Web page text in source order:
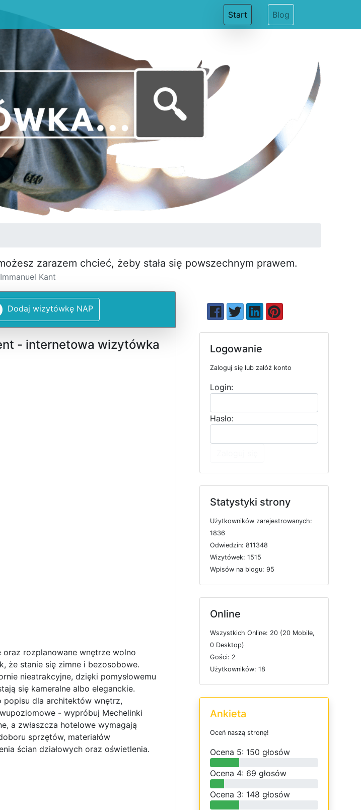
za­razem chcieć, żeby stała się pow­szechnym prawem.
Immanuel Kant
Start (current)Blog
Dodaj wizytówkę NAP
- internetowa wizytówka
rozplanowane wnętrze wolno
że stanie się zimne i bezosobowe.
nieatrakcyjne, dzięki pomysłowemu
się kameralne albo eleganckie.
dla architektów wnętrz,
- wypróbuj Mechelinki
a zwłaszcza hotelowe wymagają
sprzętów, materiałów
ścian działowych oraz oświetlenia.
Logowanie
Zaloguj się lub załóż konto
Login:
Hasło:
Statystyki strony
Użytkowników zarejestrowanych:
1836
Odwiedzin: 811348
Wizytówek: 1515
Wpisów na blogu: 95
Online
Wszystkich Online: 20 (20 Mobile,
0 Desktop)
Gości: 2
Użytkowników: 18
Ankieta
Oceń naszą stronę!
Ocena 5: 150 głosów
Ocena 4: 69 głosów
Ocena 3: 148 głosów